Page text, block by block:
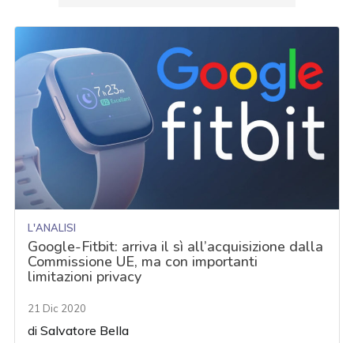
L'ANALISI
Google-Fitbit: arriva il sì all’acquisizione dalla
Commissione UE, ma con importanti
limitazioni privacy
21 Dic 2020
diSalvatore Bella